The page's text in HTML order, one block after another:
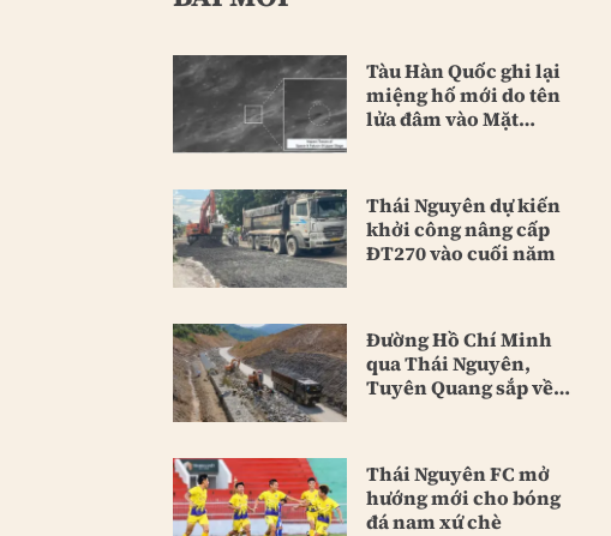
Tàu Hàn Quốc ghi lại
miệng hố mới do tên
lửa đâm vào Mặt
Thái Nguyên dự kiến
khởi công nâng cấp
ĐT270 vào cuối năm
Đường Hồ Chí Minh
qua Thái Nguyên,
Tuyên Quang sắp về
Thái Nguyên FC mở
hướng mới cho bóng
đá nam xứ chè